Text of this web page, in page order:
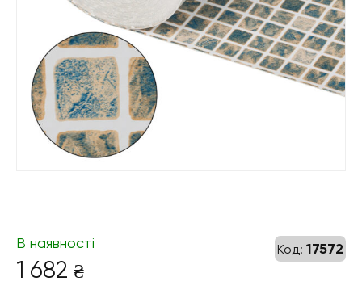
Код: 17572
В наявності
1 682 ₴